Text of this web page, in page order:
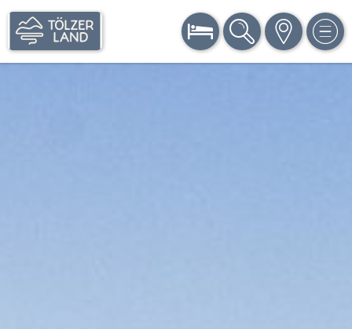
BUCHEN SUCHE KARTE MENÜ